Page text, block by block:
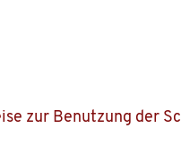
zur Benutzung der